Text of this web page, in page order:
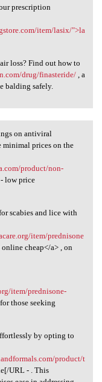
prescription
item/lasix/">la
loss? Find out how to
drug/finasteride/, a
balding safely.
on antiviral
minimal prices on the
product/non-
low price
scabies and lice with
item/prednisone
cheap</a> , on
item/prednisone-
those seeking
by opting to
product/t
URL - . This